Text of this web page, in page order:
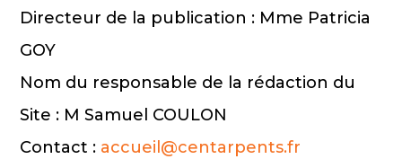
Directeur de la publication : Mme Patricia
GOY
Nom du responsable de la rédaction du
Site : M Samuel COULON
Contact : accueil@centarpents.fr